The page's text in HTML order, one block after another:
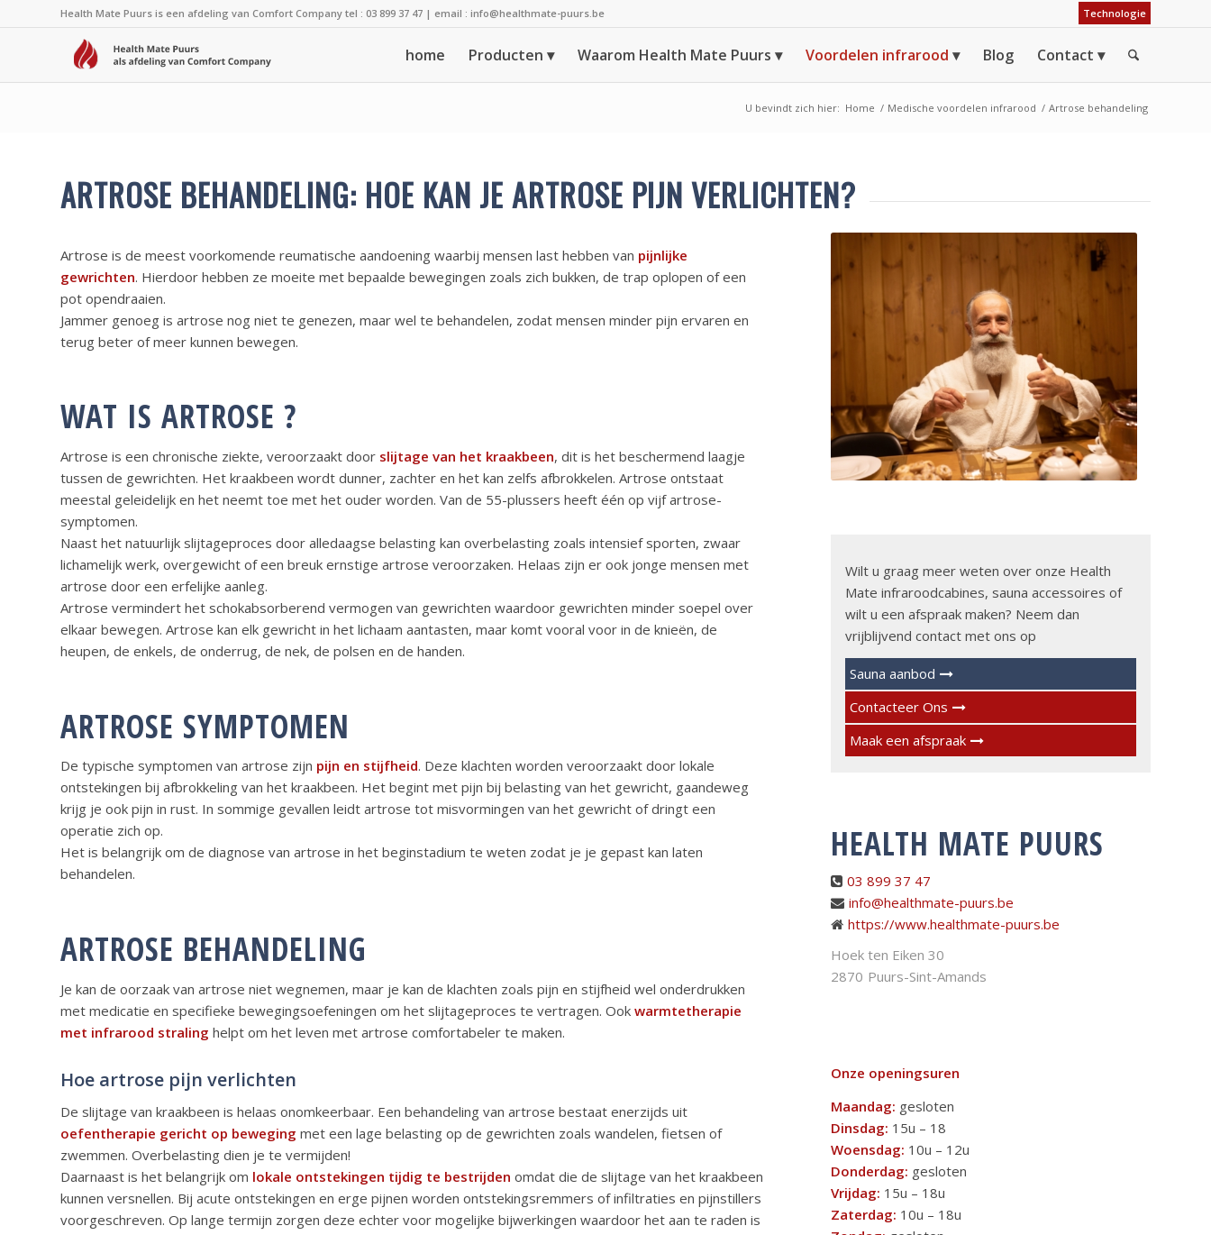
Technologie
Health Mate Puurs is een afdeling van Comfort Company tel : 03 899 37 47 | email : info@healthmate-puurs.be
home Producten Waarom Health Mate Puurs Voordelen infrarood Blog Contact
U bevindt zich hier: Home / Medische voordelen infrarood / Artrose behandeling
ARTROSE BEHANDELING: HOE KAN JE ARTROSE PIJN VERLICHTEN?
Artrose is de meest voorkomende reumatische aandoening waarbij mensen last hebben van pijnlijke
gewrichten. Hierdoor hebben ze moeite met bepaalde bewegingen zoals zich bukken, de trap oplopen of een
pot opendraaien.
Jammer genoeg is artrose nog niet te genezen, maar wel te behandelen, zodat mensen minder pijn ervaren en
terug beter of meer kunnen bewegen.
WAT IS ARTROSE ?
Artrose is een chronische ziekte, veroorzaakt door slijtage van het kraakbeen, dit is het beschermend laagje
tussen de gewrichten. Het kraakbeen wordt dunner, zachter en het kan zelfs afbrokkelen. Artrose ontstaat
meestal geleidelijk en het neemt toe met het ouder worden. Van de 55-plussers heeft één op vijf artrose-
symptomen.
Naast het natuurlijk slijtageproces door alledaagse belasting kan overbelasting zoals intensief sporten, zwaar
lichamelijk werk, overgewicht of een breuk ernstige artrose veroorzaken. Helaas zijn er ook jonge mensen met
artrose door een erfelijke aanleg.
Artrose vermindert het schokabsorberend vermogen van gewrichten waardoor gewrichten minder soepel over
elkaar bewegen. Artrose kan elk gewricht in het lichaam aantasten, maar komt vooral voor in de knieën, de
heupen, de enkels, de onderrug, de nek, de polsen en de handen.
ARTROSE SYMPTOMEN
De typische symptomen van artrose zijn pijn en stijfheid. Deze klachten worden veroorzaakt door lokale
ontstekingen bij afbrokkeling van het kraakbeen. Het begint met pijn bij belasting van het gewricht, gaandeweg
krijg je ook pijn in rust. In sommige gevallen leidt artrose tot misvormingen van het gewricht of dringt een
operatie zich op.
Het is belangrijk om de diagnose van artrose in het beginstadium te weten zodat je je gepast kan laten
behandelen.
ARTROSE BEHANDELING
Je kan de oorzaak van artrose niet wegnemen, maar je kan de klachten zoals pijn en stijfheid wel onderdrukken
met medicatie en specifieke bewegingsoefeningen om het slijtageproces te vertragen. Ook warmtetherapie
met infrarood straling helpt om het leven met artrose comfortabeler te maken.
Hoe artrose pijn verlichten
De slijtage van kraakbeen is helaas onomkeerbaar. Een behandeling van artrose bestaat enerzijds uit
oefentherapie gericht op beweging met een lage belasting op de gewrichten zoals wandelen, fietsen of
zwemmen. Overbelasting dien je te vermijden!
Daarnaast is het belangrijk om lokale ontstekingen tijdig te bestrijden omdat die de slijtage van het kraakbeen
kunnen versnellen. Bij acute ontstekingen en erge pijnen worden ontstekingsremmers of infiltraties en pijnstillers
voorgeschreven. Op lange termijn zorgen deze echter voor mogelijke bijwerkingen waardoor het aan te raden is
Wilt u graag meer weten over onze Health
Mate infraroodcabines, sauna accessoires of
wilt u een afspraak maken? Neem dan
vrijblijvend contact met ons op
Sauna aanbod
Contacteer Ons
Maak een afspraak
HEALTH MATE PUURS
03 899 37 47
info@healthmate-puurs.be
https://www.healthmate-puurs.be
Hoek ten Eiken 30
2870 Puurs-Sint-Amands
Onze openingsuren
Maandag: gesloten
Dinsdag: 15u – 18
Woensdag: 10u – 12u
Donderdag: gesloten
Vrijdag: 15u – 18u
Zaterdag: 10u – 18u